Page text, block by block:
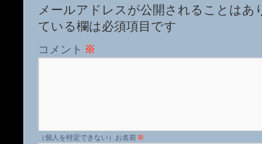
メールアドレスが公開されることはあ
ている欄は必須項目です
コメント ※
名前※